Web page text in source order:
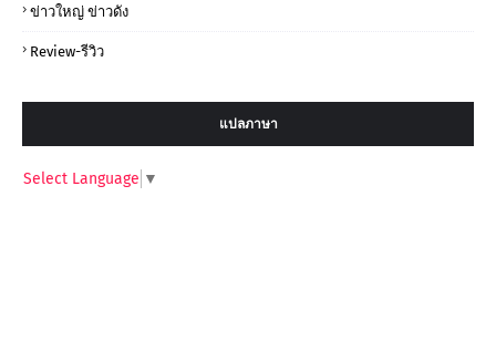
ข่าวใหญ่ ข่าวดัง
Review-รีวิว
แปลภาษา
Select Language ▼